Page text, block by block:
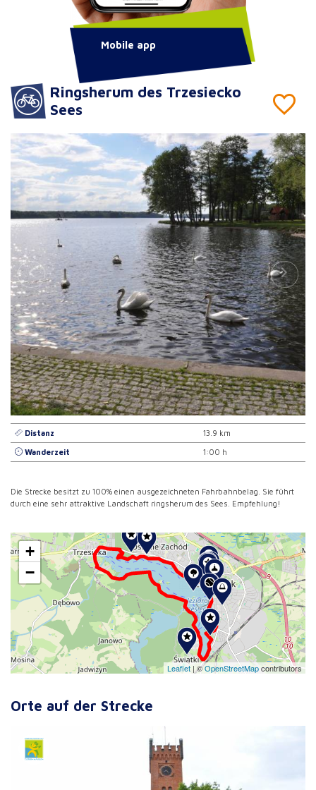
Ringsherum des Trzesiecko
Sees
Distanz 13.9 km
Wanderzeit 1:00 h
Die Strecke besitzt zu 100% einen ausgezeichneten Fahrbahnbelag. Sie führt
durch eine sehr attraktive Landschaft ringsherum des Sees. Empfehlung!
+
−
Leaflet |©OpenStreetMapcontributors
Orte auf der Strecke
Mobile app